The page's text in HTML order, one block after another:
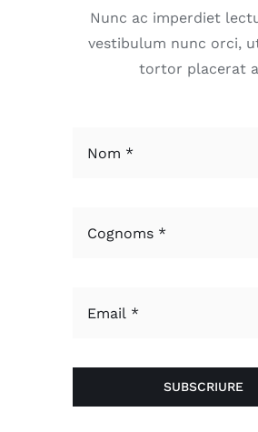
Nunc ac imperdiet
vestibulum nunc orci,
tortor placerat
SUBSCRIURE